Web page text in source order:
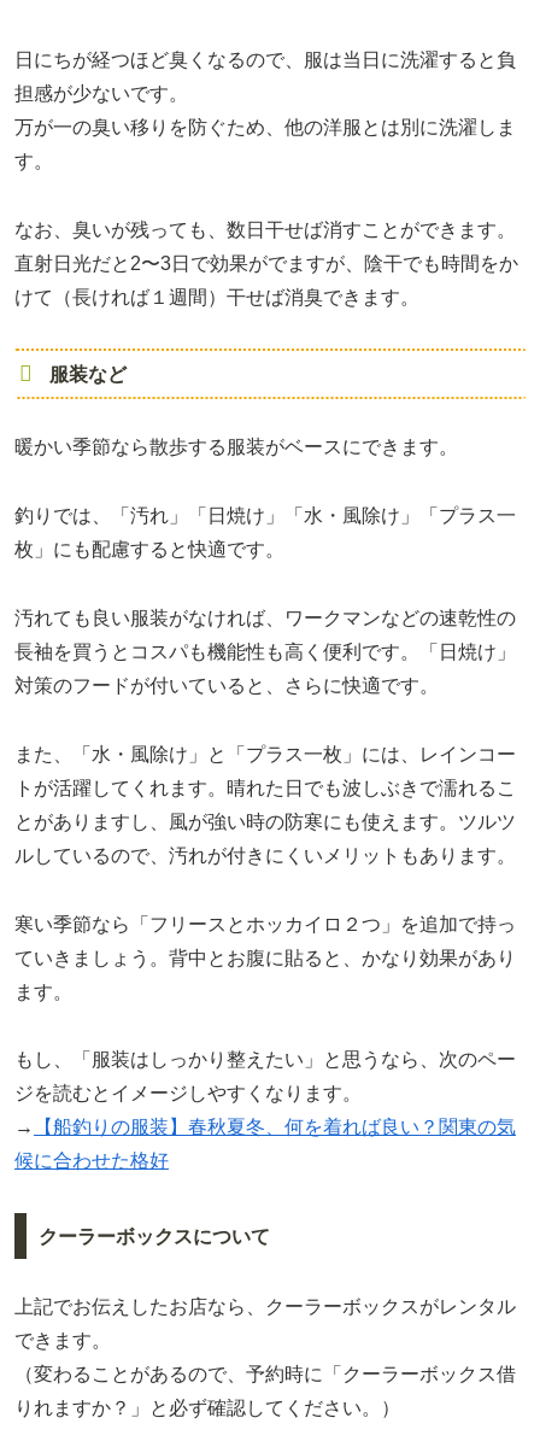
日にちが経つほど臭くなるので、服は当日に洗濯すると負
担感が少ないです。
万が一の臭い移りを防ぐため、他の洋服とは別に洗濯しま
す。
なお、臭いが残っても、数日干せば消すことができます。
直射日光だと2〜3日で効果がでますが、陰干でも時間をか
けて（長ければ１週間）干せば消臭できます。
服装など
暖かい季節なら散歩する服装がベースにできます。
釣りでは、「汚れ」「日焼け」「水・風除け」「プラス一
枚」にも配慮すると快適です。
汚れても良い服装がなければ、ワークマンなどの速乾性の
長袖を買うとコスパも機能性も高く便利です。「日焼け」
対策のフードが付いていると、さらに快適です。
また、「水・風除け」と「プラス一枚」には、レインコー
トが活躍してくれます。晴れた日でも波しぶきで濡れるこ
とがありますし、風が強い時の防寒にも使えます。ツルツ
ルしているので、汚れが付きにくいメリットもあります。
寒い季節なら「フリースとホッカイロ２つ」を追加で持っ
ていきましょう。背中とお腹に貼ると、かなり効果があり
ます。
もし、「服装はしっかり整えたい」と思うなら、次のペー
ジを読むとイメージしやすくなります。
→
【船釣りの服装】春秋夏冬、何を着れば良い？関東の気
候に合わせた格好
クーラーボックスについて
上記でお伝えしたお店なら、クーラーボックスがレンタル
できます。
（変わることがあるので、予約時に「クーラーボックス借
りれますか？」と必ず確認してください。）